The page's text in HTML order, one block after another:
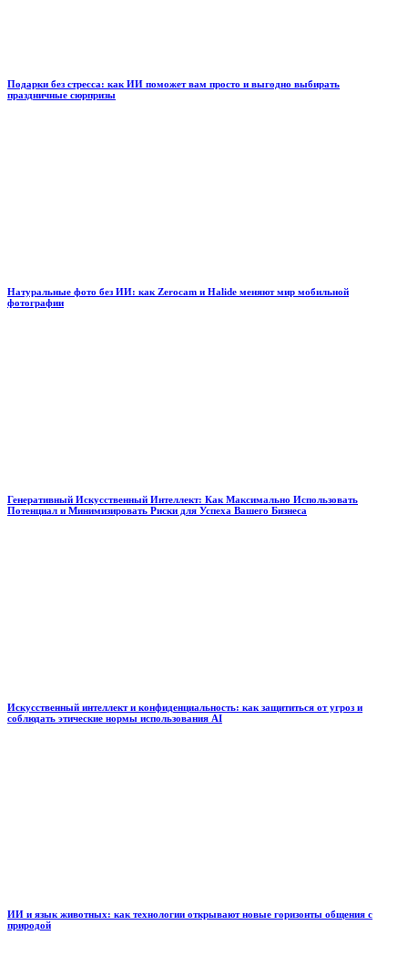
Подарки без стресса: как ИИ поможет вам просто и выгодно выбирать
праздничные сюрпризы
Натуральные фото без ИИ: как Zerocam и Halide меняют мир мобильной
фотографии
Генеративный Искусственный Интеллект: Как Максимально Использовать
Потенциал и Минимизировать Риски для Успеха Вашего Бизнеса
Искусственный интеллект и конфиденциальность: как защититься от угроз и
соблюдать этические нормы использования AI
ИИ и язык животных: как технологии открывают новые горизонты общения с
природой